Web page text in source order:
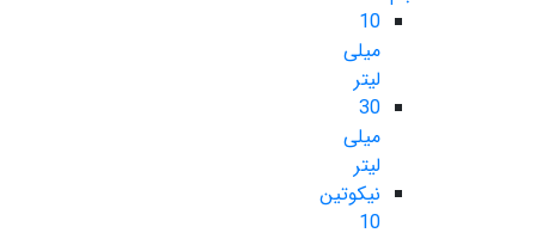
10
میلی
لیتر
30
میلی
لیتر
نیکوتین
10